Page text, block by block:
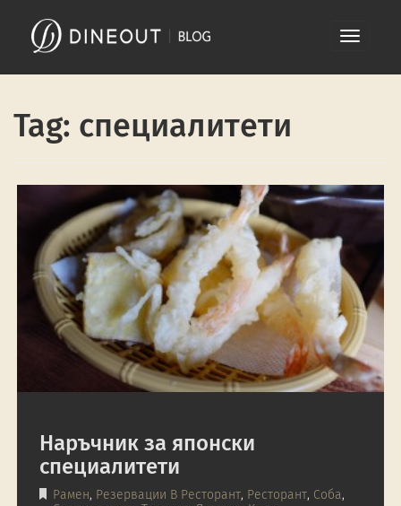
Toggle
Tag: специалитети
Наръчник за японски
специалитети
Рамен, Резервации В Ресторант, Ресторант, Соба,